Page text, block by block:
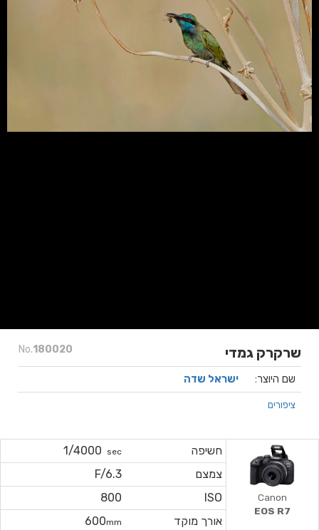
No.180020 שרקרק גמדי
שם היוצר: ישראל שדה
ציפורים
חשיפה sec
1/4000
צמצם
F/6.3
ISO
800
אורך מוקד
600mm
Canon
EOS R7